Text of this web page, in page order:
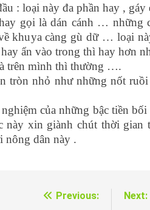
: loại này đa phần hay ,
gọi là dán cánh … những
khuya càng gù dữ … loại
ẩn vào trong thì hay hơn
trên mình thì thường ….
tròn nhỏ như những nốt
của những bậc tiền
này xin giành chút thời gian
nông dân này .
Previous:
Next: